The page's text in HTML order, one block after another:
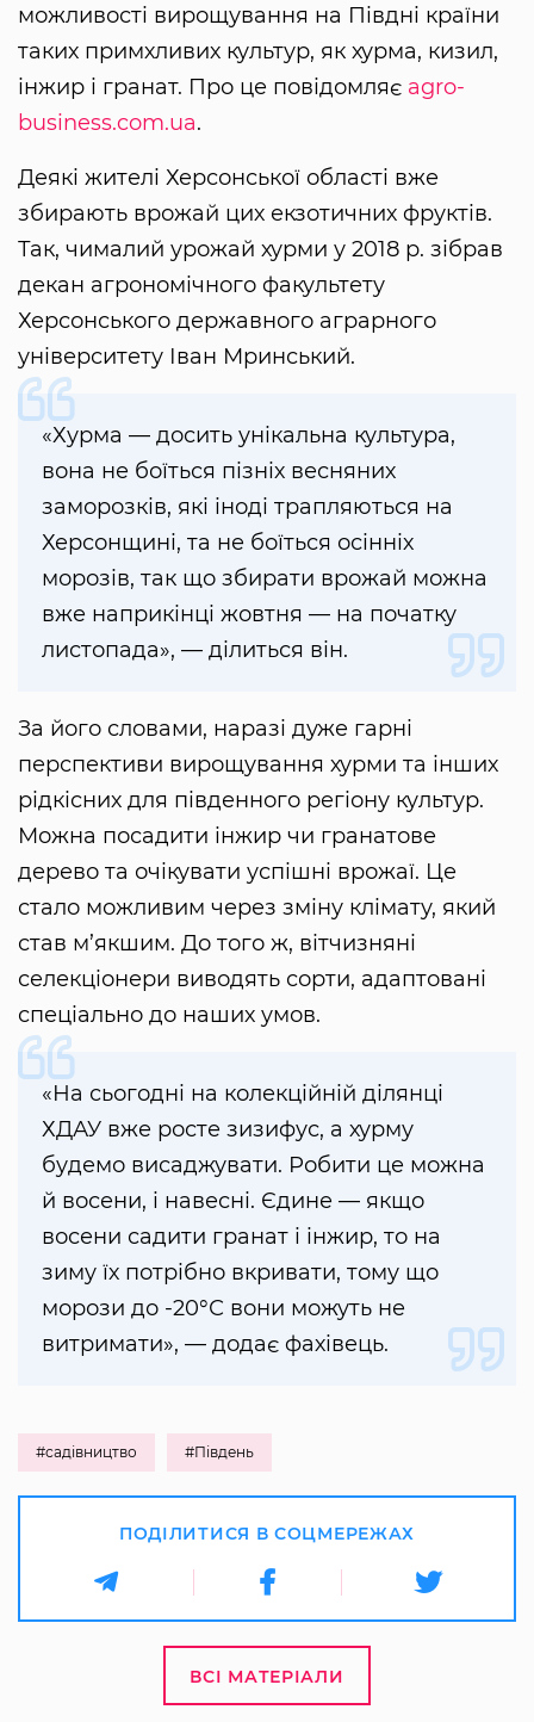
можливості вирощування на Півдні країни
таких примхливих культур, як хурма, кизил,
інжир і гранат. Про це повідомляє agro-
business.com.ua.
Деякі жителі Херсонської області вже
збирають врожай цих екзотичних фруктів.
Так, чималий урожай хурми у 2018 р. зібрав
декан агрономічного факультету
Херсонського державного аграрного
університету Іван Мринський.
«Хурма — досить унікальна культура,
вона не боїться пізніх весняних
заморозків, які іноді трапляються на
Херсонщині, та не боїться осінніх
морозів, так що збирати врожай можна
вже наприкінці жовтня — на початку
листопада», — ділиться він.
За його словами, наразі дуже гарні
перспективи вирощування хурми та інших
рідкісних для південного регіону культур.
Можна посадити інжир чи гранатове
дерево та очікувати успішні врожаї. Це
стало можливим через зміну клімату, який
став м’якшим. До того ж, вітчизняні
селекціонери виводять сорти, адаптовані
спеціально до наших умов.
«На сьогодні на колекційній ділянці
ХДАУ вже росте зизифус, а хурму
будемо висаджувати. Робити це можна
й восени, і навесні. Єдине — якщо
восени садити гранат і інжир, то на
зиму їх потрібно вкривати, тому що
морози до -20°С вони можуть не
витримати», — додає фахівець.
#садівництво #Південь
ПОДІЛИТИСЯ В СОЦМЕРЕЖАХ
ВСІ МАТЕРІАЛИ